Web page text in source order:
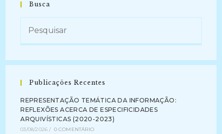
Busca
Publicações Recentes
REPRESENTAÇÃO TEMÁTICA DA INFORMAÇÃO:
REFLEXÕES ACERCA DE ESPECIFICIDADES
ARQUIVÍSTICAS (2020-2023)
03/08/2026 / 0 COMENTÁRIO